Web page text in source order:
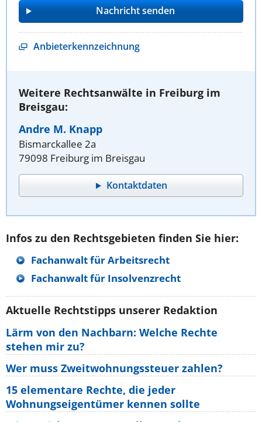
Anbieterkennzeichnung
Weitere Rechtsanwälte in Freiburg im
Breisgau:
Andre M. Knapp
Bismarckallee 2a
79098 Freiburg im Breisgau
Kontaktdaten
Infos zu den Rechtsgebieten finden Sie hier:
Fachanwalt für Arbeitsrecht
Fachanwalt für Insolvenzrecht
Aktuelle Rechtstipps unserer Redaktion
Lärm von den Nachbarn: Welche Rechte
stehen mir zu?
Wer muss Zweitwohnungssteuer zahlen?
15 elementare Rechte, die jeder
Wohnungseigentümer kennen sollte